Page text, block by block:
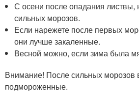
С осени после опадания листвы,
сильных морозов.
Если нарежете после первых
они лучше закаленные.
Весной можно, если зима была
Внимание! После сильных морозов
подмороженные.